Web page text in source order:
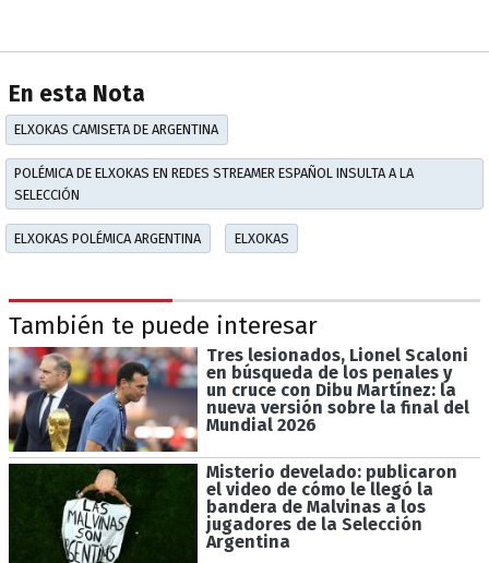
En esta Nota
ELXOKAS CAMISETA DE ARGENTINA
POLÉMICA DE ELXOKAS EN REDES STREAMER ESPAÑOL INSULTA A LA
SELECCIÓN
ELXOKAS POLÉMICA ARGENTINA ELXOKAS
También te puede interesar
Tres lesionados, Lionel Scaloni
en búsqueda de los penales y
un cruce con Dibu Martínez: la
nueva versión sobre la final del
Mundial 2026
Misterio develado: publicaron
el video de cómo le llegó la
bandera de Malvinas a los
jugadores de la Selección
Argentina